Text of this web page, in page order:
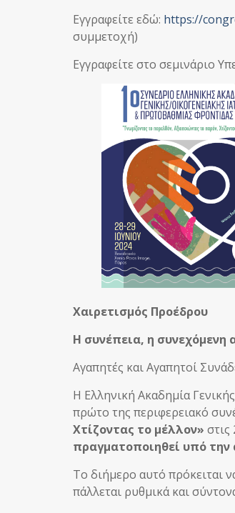
Εγγραφείτε εδώ: https://
συμμετοχή)
Εγγραφείτε στο σεμινάριο
Χαιρετισμός Προέδρου
Η συνέπεια, η συνεχόμενη
Αγαπητές και Αγαπητοί
Η Ελληνική Ακαδημία
πρώτο της περιφερειακό
Χτίζοντας το μέλλον»
πραγματοποιηθεί υπό την
Το διήμερο αυτό πρόκειται
πάλλεται ρυθμικά και